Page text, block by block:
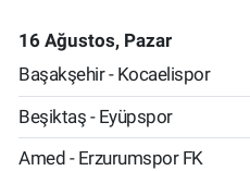
16 Ağustos, Pazar
Başakşehir - Kocaelispor
Beşiktaş - Eyüpspor
Amed - Erzurumspor FK